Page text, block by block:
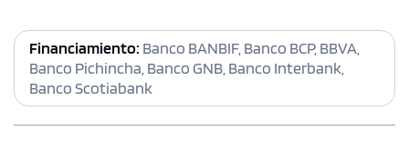
Financiamiento: Banco BANBIF, Banco BCP, BBVA,
Banco Pichincha, Banco GNB, Banco Interbank,
Banco Scotiabank